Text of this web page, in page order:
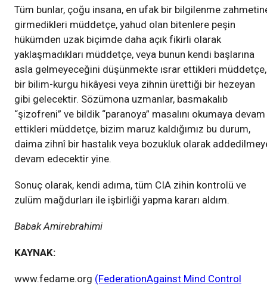
Tüm bunlar, çoğu insana, en ufak bir bilgilenme
girmedikleri müddetçe, yahud olan bitenlere peşin
hükümden uzak biçimde daha açık fikirli olarak
yaklaşmadıkları müddetçe, veya bunun kendi başlarına
asla gelmeyeceğini düşünmekte ısrar ettikleri müddetçe,
bir bilim-kurgu hikâyesi veya zihnin ürettiği bir hezeyan
gibi gelecektir. Sözümona uzmanlar, basmakalıb
“şizofreni” ve bildik “paranoya” masalını okumaya devam
ettikleri müddetçe, bizim maruz kaldığımız bu durum,
daima zihnî bir hastalık veya bozukluk olarak
devam edecektir yine.
Sonuç olarak, kendi adıma, tüm CIA zihin kontrolü ve
zulüm mağdurları ile işbirliği yapma kararı aldım.
Babak Amirebrahimi
KAYNAK:
www.fedame.org (FederationAgainst Mind Control